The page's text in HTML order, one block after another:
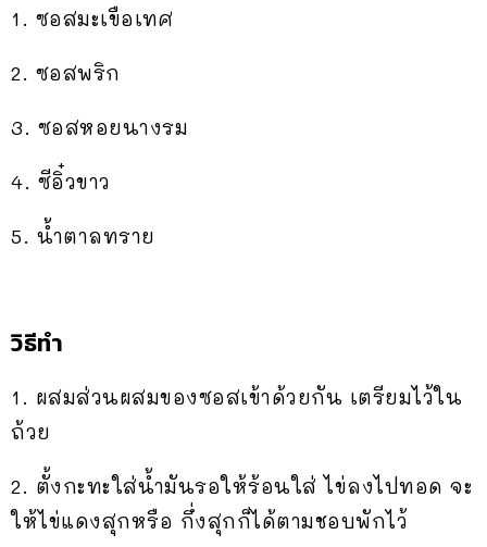
1. ซอสมะเขือเทศ
2. ซอสพริก
3. ซอสหอยนางรม
4. ซีอิ๋วขาว
5. น้ำตาลทราย
วิธีทำ
1. ผสมส่วนผสมของซอสเข้าด้วยกัน เตรียมไว้ใน
ถ้วย
2. ตั้งกะทะใส่น้ำมันรอให้ร้อนใส่ ไข่ลงไปทอด จะ
ให้ไข่แดงสุกหรือ กึ่งสุกก็ได้ตามชอบพักไว้